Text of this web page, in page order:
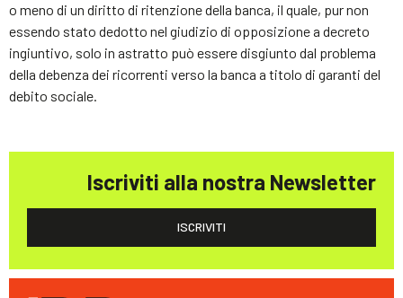
o meno di un diritto di ritenzione della banca, il quale, pur non
essendo stato dedotto nel giudizio di opposizione a decreto
ingiuntivo, solo in astratto può essere disgiunto dal problema
della debenza dei ricorrenti verso la banca a titolo di garanti del
debito sociale.
Iscriviti alla nostra Newsletter
ISCRIVITI